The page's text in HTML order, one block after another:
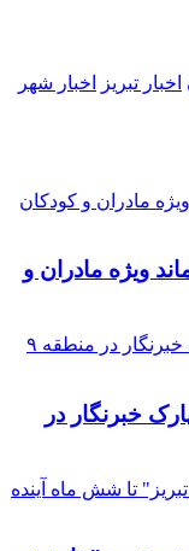
اخبار تبریز
اخبار شهر
ویژه مادران و
پارک خبرنگار در